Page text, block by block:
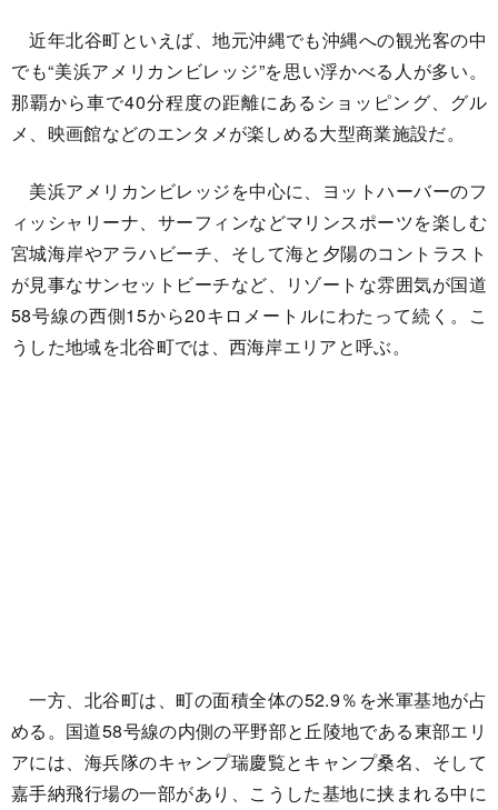
近年北谷町といえば、地元沖縄でも沖縄への観光客の中
でも“美浜アメリカンビレッジ”を思い浮かべる人が多い。
那覇から車で40分程度の距離にあるショッピング、グル
メ、映画館などのエンタメが楽しめる大型商業施設だ。
美浜アメリカンビレッジを中心に、ヨットハーバーのフ
ィッシャリーナ、サーフィンなどマリンスポーツを楽しむ
宮城海岸やアラハビーチ、そして海と夕陽のコントラスト
が見事なサンセットビーチなど、リゾートな雰囲気が国道
58号線の西側15から20キロメートルにわたって続く。こ
うした地域を北谷町では、西海岸エリアと呼ぶ。
一方、北谷町は、町の面積全体の52.9％を米軍基地が占
める。国道58号線の内側の平野部と丘陵地である東部エリ
アには、海兵隊のキャンプ瑞慶覧とキャンプ桑名、そして
嘉手納飛行場の一部があり、こうした基地に挟まれる中に